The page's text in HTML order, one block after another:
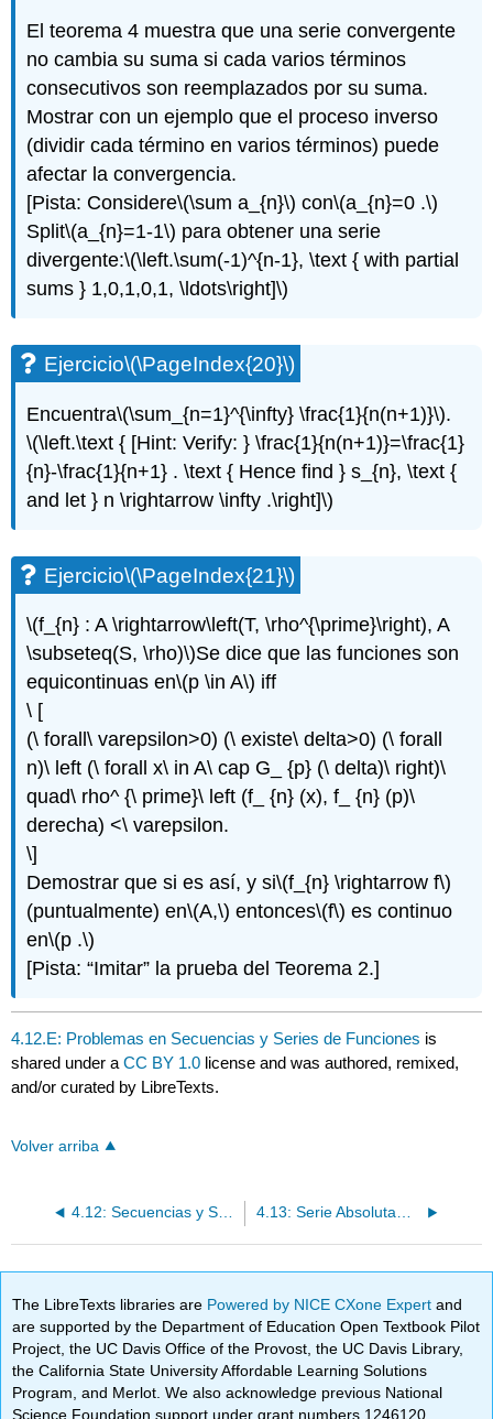
El teorema 4 muestra que una serie convergente
no cambia su suma si cada varios términos
consecutivos son reemplazados por su suma.
Mostrar con un ejemplo que el proceso inverso
(dividir cada término en varios términos) puede
afectar la convergencia.
[Pista: Considere\(\sum a_{n}\) con\(a_{n}=0 .\)
Split\(a_{n}=1-1\) para obtener una serie
divergente:\(\left.\sum(-1)^{n-1}, \text { with partial
sums } 1,0,1,0,1, \ldots\right]\)
Ejercicio\(\PageIndex{20}\)
Encuentra\(\sum_{n=1}^{\infty} \frac{1}{n(n+1)}\).
\(\left.\text { [Hint: Verify: } \frac{1}{n(n+1)}=\frac{1}
{n}-\frac{1}{n+1} . \text { Hence find } s_{n}, \text {
and let } n \rightarrow \infty .\right]\)
Ejercicio\(\PageIndex{21}\)
\(f_{n} : A \rightarrow\left(T, \rho^{\prime}\right), A
\subseteq(S, \rho)\)Se dice que las funciones son
equicontinuas en\(p \in A\) iff
\ [
(\ forall\ varepsilon>0) (\ existe\ delta>0) (\ forall
n)\ left (\ forall x\ in A\ cap G_ {p} (\ delta)\ right)\
quad\ rho^ {\ prime}\ left (f_ {n} (x), f_ {n} (p)\
derecha) <\ varepsilon.
\]
Demostrar que si es así, y si\(f_{n} \rightarrow f\)
(puntualmente) en\(A,\) entonces\(f\) es continuo
en\(p .\)
[Pista: “Imitar” la prueba del Teorema 2.]
4.12.E: Problemas en Secuencias y Series de Funciones is
shared under aCC BY 1.0 license and was authored, remixed,
and/or curated by LibreTexts.
Volver arriba
4.12: Secuencias y Series de Funciones
The LibreTexts libraries are Powered by NICE CXone Expertand
are supported by the Department of Education Open Textbook Pilot
Project, the UC Davis Office of the Provost, the UC Davis Library,
the California State University Affordable Learning Solutions
Program, and Merlot. We also acknowledge previous National
Science Foundation support under grant numbers 1246120,